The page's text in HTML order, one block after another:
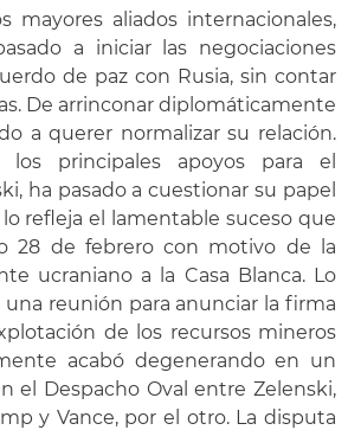
mayores aliados internacionales,
a iniciar las negociaciones
de paz con Rusia, sin contar
De arrinconar diplomáticamente
a querer normalizar su relación.
principales apoyos para el
ha pasado a cuestionar su papel
lo refleja el lamentable suceso que
28 de febrero con motivo de la
ucraniano a la Casa Blanca. Lo
una reunión para anunciar la firma
de los recursos mineros
acabó degenerando en un
el Despacho Oval entre Zelenski,
y Vance, por el otro. La disputa